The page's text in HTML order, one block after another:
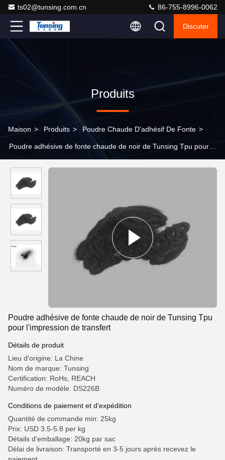
ts02@tunsing.com.cn 86-755-8996-0062
Discuter
Produits
Maison > Produits > Poudre Chaude D'adhésif De Fonte >
Poudre adhésive de fonte chaude de noir de Tunsing Tpu pour
Poudre adhésive de fonte chaude de noir de Tunsing Tpu
pour l'impression de transfert
Détails de produit
Lieu d'origine: La Chine
Nom de marque: Tunsing
Certification: RoHs, REACH
Numéro de modèle: DS226B
Conditions de paiement et d'expédition
Quantité de commande min: 25kg
Prix: USD 3.5-5.8 per kg
Détails d'emballage: 20kg par sac
Délai de livraison: Transporté en 3-5 jours après recevez le